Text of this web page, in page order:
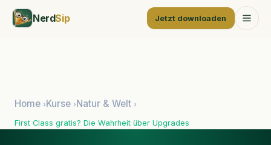
NerdSip Jetzt downloaden
Home ›Kurse ›Natur & Welt ›
First Class gratis? Die Wahrheit über Upgrades